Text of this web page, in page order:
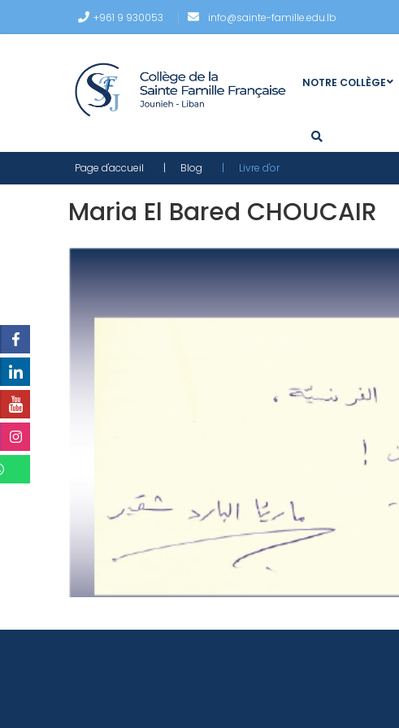
+961 9 930053 info@sainte-famille.edu.lb
NOTRE COLLÈGE
Page d'accueil | Blog | Livre d'or
Maria El Bared CHOUCAIR